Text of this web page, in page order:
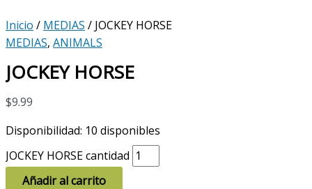
Inicio / MEDIAS / JOCKEY HORSE
MEDIAS, ANIMALS
JOCKEY HORSE
$9.99
Disponibilidad: 10 disponibles
JOCKEY HORSE cantidad
Añadir al carrito